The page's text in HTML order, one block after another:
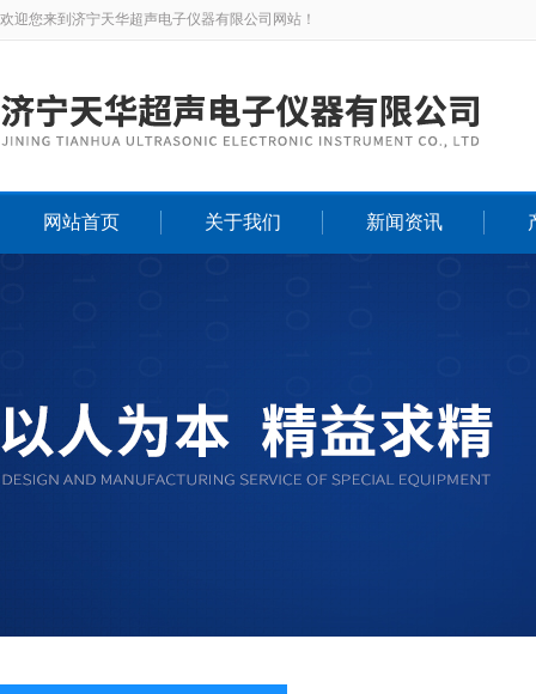
欢迎您来到济宁天华超声电子仪器有限公司网站！
网站首页 关于我们 新闻资讯